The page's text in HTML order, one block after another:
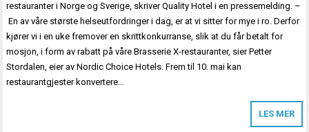
restauranter i Norge og Sverige, skriver Quality Hotel i en pressemelding. –
En av våre største helseutfordringer i dag, er at vi sitter for mye i ro. Derfor
kjører vi i en uke fremover en skrittkonkurranse, slik at du får betalt for
mosjon, i form av rabatt på våre Brasserie X-restauranter, sier Petter
Stordalen, eier av Nordic Choice Hotels. Frem til 10. mai kan
restaurantgjester konvertere…
LES MER